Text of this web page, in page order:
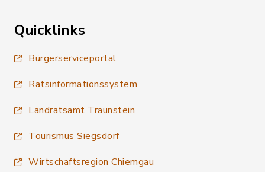
Quicklinks
Bürgerserviceportal
Ratsinformationssystem
Landratsamt Traunstein
Tourismus Siegsdorf
Wirtschaftsregion Chiemgau